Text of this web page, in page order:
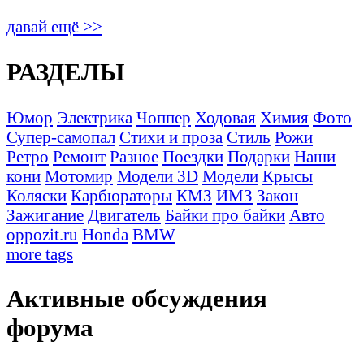
давай ещё >>
РАЗДЕЛЫ
Юмор Электрика Чоппер Ходовая Химия Фото
Супер-самопал Стихи и проза Стиль Рожи
Ретро Ремонт Разное Поездки Подарки Наши
кони Мотомир Модели 3D Модели Крысы
Коляски Карбюраторы КМЗ ИМЗ Закон
Зажигание Двигатель Байки про байки Авто
oppozit.ru Honda BMW
more tags
Активные обсуждения
форума